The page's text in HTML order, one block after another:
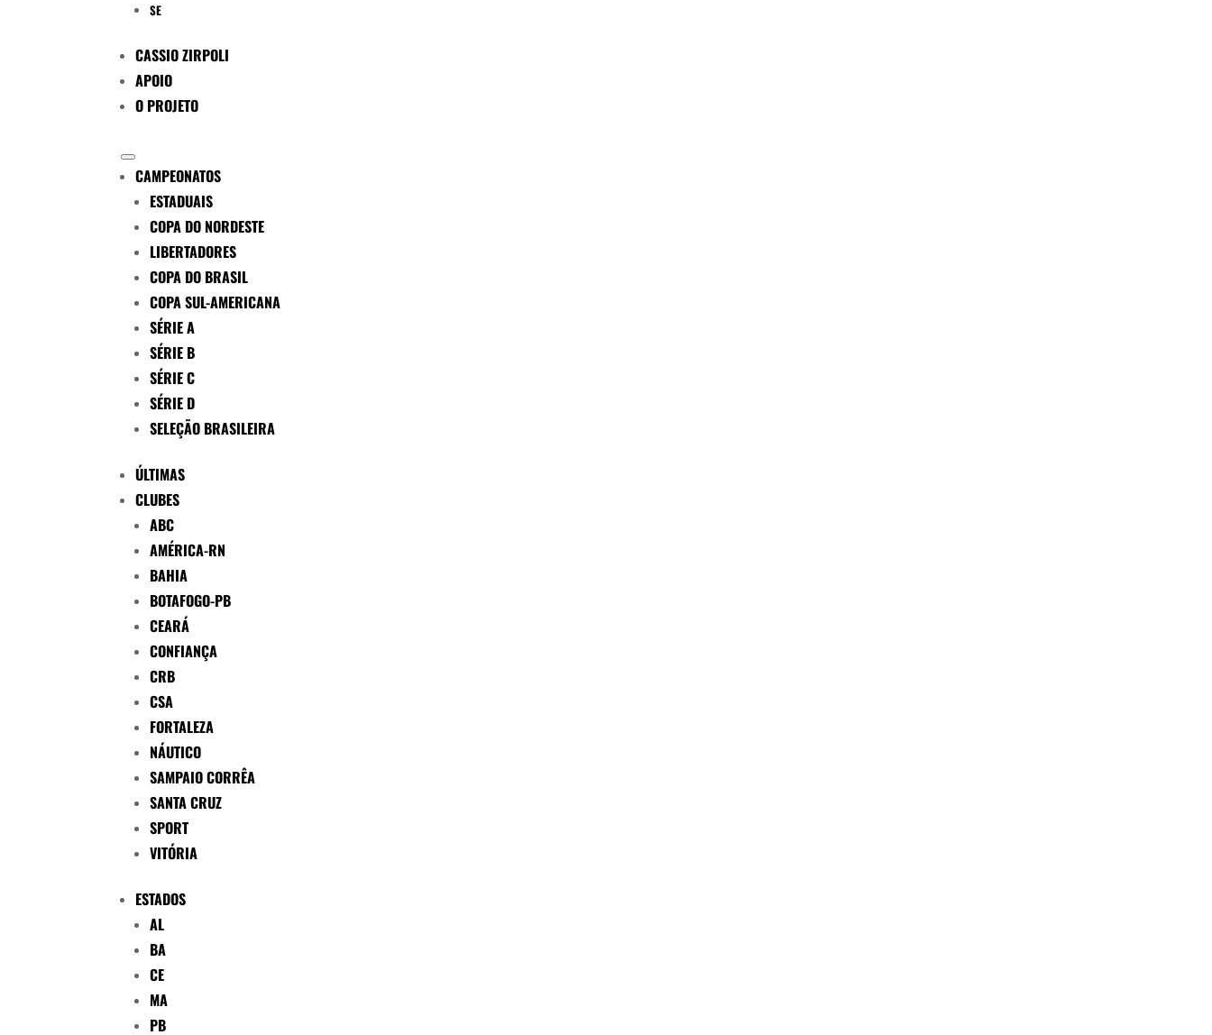
SE
CASSIO ZIRPOLI
APOIO
O PROJETO
CAMPEONATOS
ESTADUAIS
COPA DO NORDESTE
LIBERTADORES
COPA DO BRASIL
COPA SUL-AMERICANA
SÉRIE A
SÉRIE B
SÉRIE C
SÉRIE D
SELEÇÃO BRASILEIRA
ÚLTIMAS
CLUBES
ABC
AMÉRICA-RN
BAHIA
BOTAFOGO-PB
CEARÁ
CONFIANÇA
CRB
CSA
FORTALEZA
NÁUTICO
SAMPAIO CORRÊA
SANTA CRUZ
SPORT
VITÓRIA
ESTADOS
AL
BA
CE
MA
PB